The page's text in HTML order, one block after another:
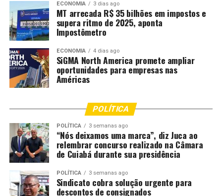
o ponto mais próximo onde
pode pedir ajuda. Isso vale
não só durante o carnaval,
mas ao longo de todo o
ano.”
Em virtude dos blocos, haverá interdições em diversas
partes da cidade, principalmente no Centro. A
prefeitura recomenda utilizar o transporte público. Nos
dias de desfiles do grupo especial, as linhas de ônibus e o
BRT vão circular 24 horas por dia. O metrô funcionará
em horário ininterrupto, a partir das cinco da manhã na
sexta-feira de carnaval até a quarta-feira de cinzas. Já o
VLT estará disponível das cinco da manhã até as onze da
ECONOMIA 3 dias ago
MT arrecada R$ 35 bilhões em impostos e
supera ritmo de 2025, aponta
Impostômetro
ECONOMIA 4 dias ago
SiGMA North America promete ampliar
oportunidades para empresas nas
Américas
POLÍTICA
POLÍTICA 3 semanas ago
“Nós deixamos uma marca”, diz Juca ao
relembrar concurso realizado na Câmara
de Cuiabá durante sua presidência
POLÍTICA 3 semanas ago
Sindicato cobra solução urgente para
descontos de consignados